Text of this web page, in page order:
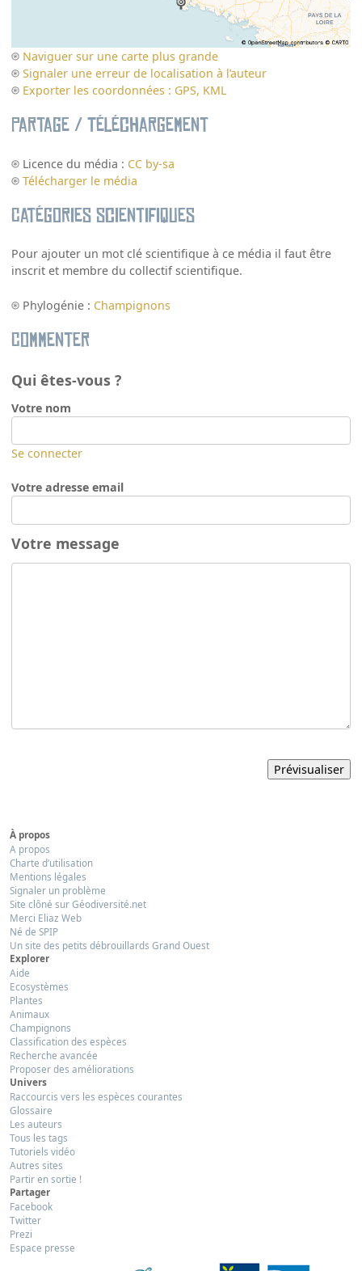
Naviguer sur une carte plus grande
Signaler une erreur de localisation à l’auteur
Exporter les coordonnées : GPS, KML
Partage / Téléchargement
Licence du média : CC by-sa
Télécharger le média
Catégories scientifiques
Pour ajouter un mot clé scientifique à ce média il faut être
inscrit et membre du collectif scientifique.
Phylogénie : Champignons
Commenter
Qui êtes-vous ?
Votre nom
Se connecter
Votre adresse email
Votre message
À propos
A propos
Charte d’utilisation
Mentions légales
Signaler un problème
Site clôné sur Géodiversité.net
Merci Eliaz Web
Né de SPIP
Un site des petits débrouillards Grand Ouest
Explorer
Aide
Ecosystèmes
Plantes
Animaux
Champignons
Classification des espèces
Recherche avancée
Proposer des améliorations
Univers
Raccourcis vers les espèces courantes
Glossaire
Les auteurs
Tous les tags
Tutoriels vidéo
Autres sites
Partir en sortie !
Partager
Facebook
Twitter
Prezi
Espace presse